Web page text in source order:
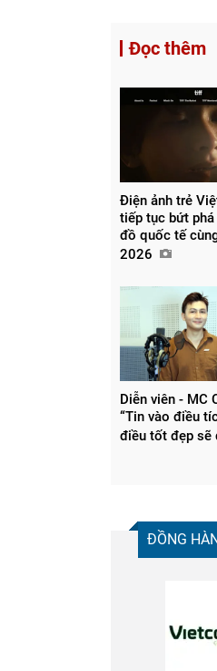
Đọc thêm
Điện ảnh trẻ
tiếp tục bứt phá
đồ quốc tế
2026
Diễn viên - MC
“Tin vào điều
điều tốt đẹp sẽ
ĐỒNG